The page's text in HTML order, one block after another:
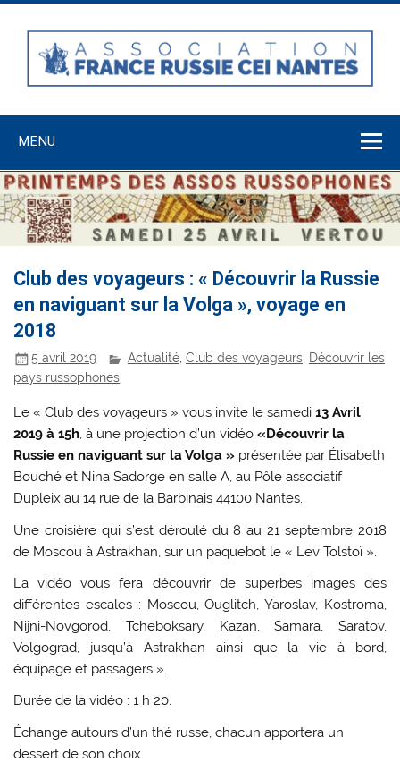
Skip
content
France-Russie-
CEI Nantes
MENU
Club des voyageurs : « Découvrir la Russie
en naviguant sur la Volga », voyage en
2018
5 avril 2019 Actualité,Club des voyageurs, Découvrir les
pays russophones
Le « Club des voyageurs » vous invite le samedi13 Avril
2019 à 15h, à une projection d’un vidéo«Découvrir la
Russie en naviguant sur la Volga » présentée par Élisabeth
Bouché et Nina Sadorge en salle A, au Pôle associatif
Dupleix au 14 rue de la Barbinais 44100 Nantes.
Une croisière qui s’est déroulé du 8 au 21 septembre 2018
de Moscou à Astrakhan, sur un paquebot le « Lev Tolstoï ».
La vidéo vous fera découvrir de superbes images des
différentes escales : Moscou, Ouglitch, Yaroslav, Kostroma,
Nijni-Novgorod, Tcheboksary, Kazan, Samara, Saratov,
Volgograd, jusqu’à Astrakhan ainsi que la vie à bord,
équipage et passagers ».
Durée de la vidéo : 1 h 20.
Échange autours d’un thé russe, chacun apportera un
dessert de son choix.